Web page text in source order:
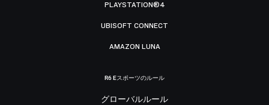
PLAYSTATION®4
UBISOFT CONNECT
AMAZON LUNA
R6 Eスポーツのルール
グローバルルール